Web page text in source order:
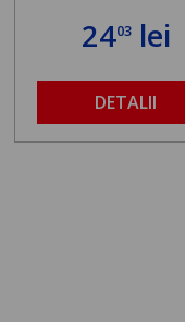
2403lei
DETALII